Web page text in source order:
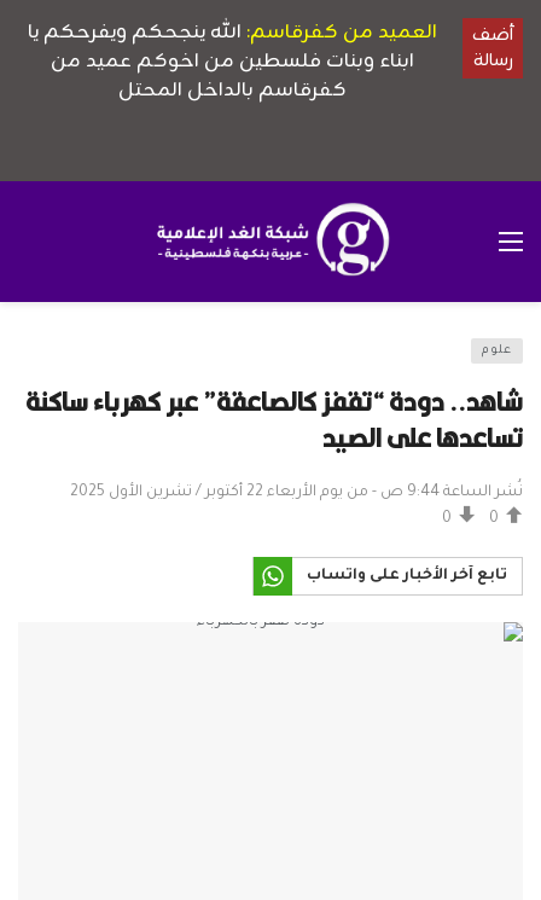
علوم
شاهد.. دودة “تقفز كالصاعقة” عبر كهرباء ساكنة
تساعدها على الصيد
نُشر الساعة 9:44 ص - من يوم الأربعاء 22 أكتوبر / تشرين الأول 2025
0
0
تابع آخر الأخبار على واتساب